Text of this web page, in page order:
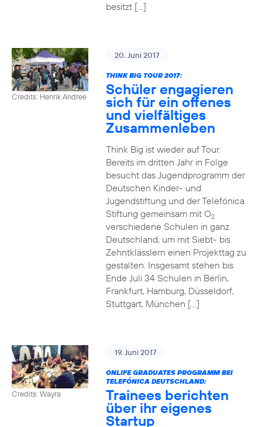
besitzt […]
Credits: Henrik Andree
20. Juni 2017
THINK BIG TOUR 2017:
Schüler engagieren
sich für ein offenes
und vielfältiges
Zusammenleben
Think Big ist wieder auf Tour.
Bereits im dritten Jahr in Folge
besucht das Jugendprogramm der
Deutschen Kinder- und
Jugendstiftung und der Telefónica
Stiftung gemeinsam mit O2
verschiedene Schulen in ganz
Deutschland, um mit Siebt- bis
Zehntklässlern einen Projekttag zu
gestalten. Insgesamt stehen bis
Ende Juli 34 Schulen in Berlin,
Frankfurt, Hamburg, Düsseldorf,
Stuttgart, München […]
Credits: Wayra
19. Juni 2017
ONLIFE GRADUATES PROGRAMM BEI
TELEFÓNICA DEUTSCHLAND:
Trainees berichten
über ihr eigenes
Startup